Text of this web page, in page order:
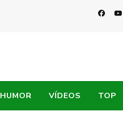
HUMOR VÍDEOS TOP